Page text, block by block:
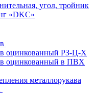
угол, тройник
«DKC»
оцинкованный РЗ-Ц-Х
оцинкованный в ПВХ
металлорукава